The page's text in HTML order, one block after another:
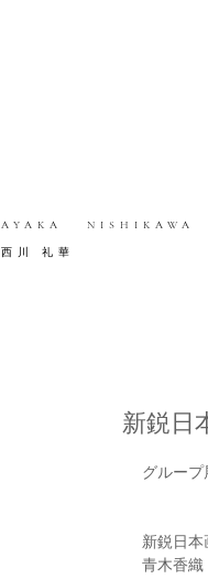
AYAKA NISHIKAWA
西川 礼華
新鋭日
グループ
新鋭日本
青木香織